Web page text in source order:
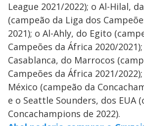
League 2021/2022); o Al-Hilal,
(campeão da Liga dos
2021); o Al-Ahly, do Egito
Campeões da África 2020/
Casablanca, do Marrocos
Campeões da África 2021/
México (campeão da
e o Seattle Sounders, dos EUA
Concachampions de 2022).